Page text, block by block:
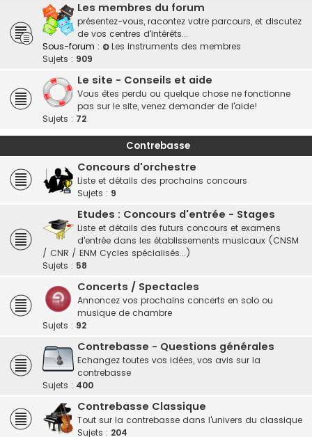
Les membres du forum
présentez-vous, racontez votre parcours, et discutez
de vos centres d'intérêts...
Sous-forum :
Les instruments des membres
Sujets : 909
Le site - Conseils et aide
Vous êtes perdu ou quelque chose ne fonctionne
pas sur le site, venez demander de l'aide!
Sujets : 72
Contrebasse
Concours d'orchestre
Liste et détails des prochains concours
Sujets : 9
Etudes : Concours d'entrée - Stages
Liste et détails des futurs concours et examens
d'entrée dans les établissements musicaux (CNSM
/ CNR / ENM Cycles spécialisés...)
Sujets : 58
Concerts / Spectacles
Annoncez vos prochains concerts en solo ou
musique de chambre
Sujets : 92
Contrebasse - Questions générales
Echangez toutes vos idées, vos avis sur la
contrebasse
Sujets : 400
Contrebasse Classique
Tout sur la contrebasse dans l'univers du classique
Sujets : 204